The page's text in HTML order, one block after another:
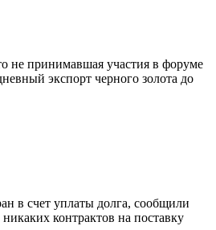
не принимавшая участия в форуме
экспорт черного золота до
в счет уплаты долга, сообщили
контрактов на поставку